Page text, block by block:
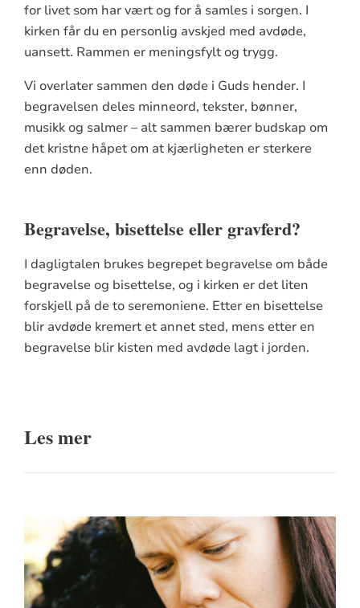
for livet som har vært og for å samles i sorgen. I
kirken får du en personlig avskjed med avdøde,
uansett. Rammen er meningsfylt og trygg.
Vi overlater sammen den døde i Guds hender. I
begravelsen deles minneord, tekster, bønner,
musikk og salmer – alt sammen bærer budskap om
det kristne håpet om at kjærligheten er sterkere
enn døden.
Begravelse, bisettelse eller gravferd?
I dagligtalen brukes begrepet begravelse om både
begravelse og bisettelse, og i kirken er det liten
forskjell på de to seremoniene. Etter en bisettelse
blir avdøde kremert et annet sted, mens etter en
begravelse blir kisten med avdøde lagt i jorden.
Les mer